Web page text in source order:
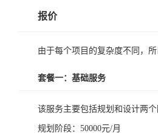
报价
由于每个项目的复杂度不同，
套餐一：基础服务
该服务主要包括规划和设计两个
规划阶段：50000元/月